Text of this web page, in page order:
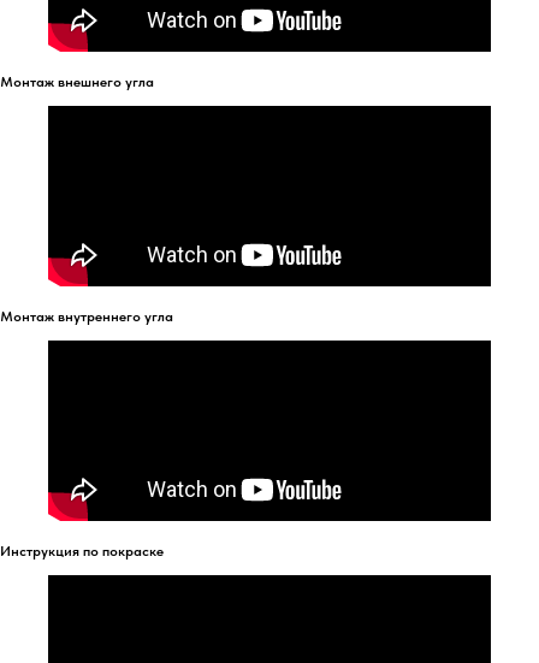
Монтаж внешнего угла
Монтаж внутреннего угла
Инструкция по покраске